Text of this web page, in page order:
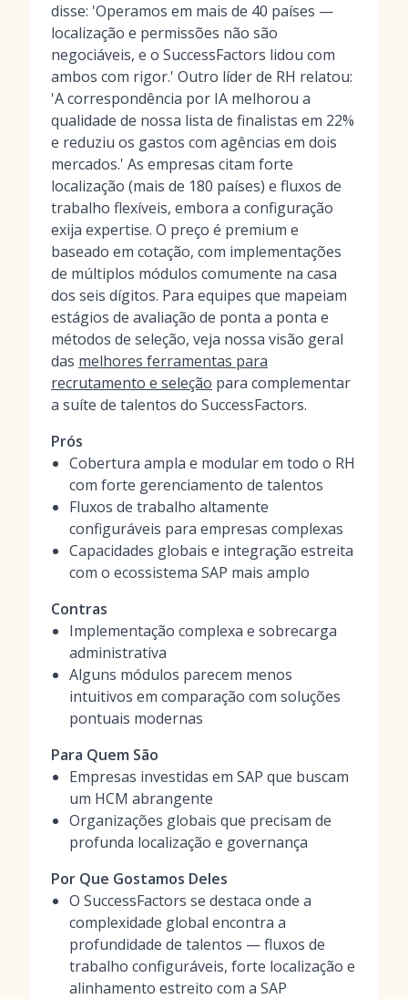
disse: 'Operamos em mais de 40 países —
localização e permissões não são
negociáveis, e o SuccessFactors lidou com
ambos com rigor.' Outro líder de RH relatou:
'A correspondência por IA melhorou a
qualidade de nossa lista de finalistas em 22%
e reduziu os gastos com agências em dois
mercados.' As empresas citam forte
localização (mais de 180 países) e fluxos de
trabalho flexíveis, embora a configuração
exija expertise. O preço é premium e
baseado em cotação, com implementações
de múltiplos módulos comumente na casa
dos seis dígitos. Para equipes que mapeiam
estágios de avaliação de ponta a ponta e
métodos de seleção, veja nossa visão geral
das melhores ferramentas para
recrutamento e seleção para complementar
a suíte de talentos do SuccessFactors.
Prós
Cobertura ampla e modular em todo o RH
com forte gerenciamento de talentos
Fluxos de trabalho altamente
configuráveis para empresas complexas
Capacidades globais e integração estreita
com o ecossistema SAP mais amplo
Contras
Implementação complexa e sobrecarga
administrativa
Alguns módulos parecem menos
intuitivos em comparação com soluções
pontuais modernas
Para Quem São
Empresas investidas em SAP que buscam
um HCM abrangente
Organizações globais que precisam de
profunda localização e governança
Por Que Gostamos Deles
O SuccessFactors se destaca onde a
complexidade global encontra a
profundidade de talentos — fluxos de
trabalho configuráveis, forte localização e
alinhamento estreito com a SAP